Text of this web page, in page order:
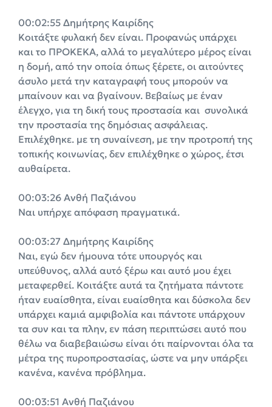
00:02:55 Δημήτρης Καιρίδης
Κοιτάξτε φυλακή δεν είναι. Προφανώς υπάρχει
και το ΠΡΟΚΕΚΑ, αλλά το μεγαλύτερο μέρος είναι
η δομή, από την οποία όπως ξέρετε, οι αιτούντες
άσυλο μετά την καταγραφή τους μπορούν να
μπαίνουν και να βγαίνουν. Βεβαίως με έναν
έλεγχο, για τη δική τους προστασία και συνολικά
την προστασία της δημόσιας ασφάλειας.
Επιλέχθηκε. με τη συναίνεση, με την προτροπή της
τοπικής κοινωνίας, δεν επιλέχθηκε ο χώρος, έτσι
αυθαίρετα.
00:03:26 Ανθή Παζιάνου
Ναι υπήρχε απόφαση πραγματικά.
00:03:27 Δημήτρης Καιρίδης
Ναι, εγώ δεν ήμουνα τότε υπουργός και
υπεύθυνος, αλλά αυτό ξέρω και αυτό μου έχει
μεταφερθεί. Κοιτάξτε αυτά τα ζητήματα πάντοτε
ήταν ευαίσθητα, είναι ευαίσθητα και δύσκολα δεν
υπάρχει καμιά αμφιβολία και πάντοτε υπάρχουν
τα συν και τα πλην, εν πάση περιπτώσει αυτό που
θέλω να διαβεβαιώσω είναι ότι παίρνονται όλα τα
μέτρα της πυροπροστασίας, ώστε να μην υπάρξει
κανένα, κανένα πρόβλημα.
00:03:51 Ανθή Παζιάνου